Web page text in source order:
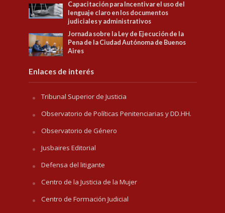
Capacitación para Incentivar el uso del
lenguaje claro en los documentos
judiciales y administrativos
Jornada sobre la Ley de Ejecución de la
Pena de la Ciudad Autónoma de Buenos
Aires
Enlaces de interés
Tribunal Superior de Justicia
Observatorio de Políticas Penitenciarias y DD.HH.
Observatorio de Género
Jusbaires Editorial
Defensa del litigante
Centro de la Justicia de la Mujer
Centro de Formación Judicial